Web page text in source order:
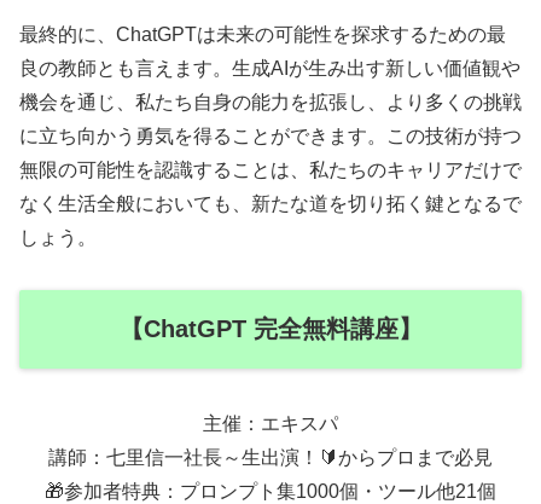
最終的に、ChatGPTは未来の可能性を探求するための最
良の教師とも言えます。生成AIが生み出す新しい価値観や
機会を通じ、私たち自身の能力を拡張し、より多くの挑戦
に立ち向かう勇気を得ることができます。この技術が持つ
無限の可能性を認識することは、私たちのキャリアだけで
なく生活全般においても、新たな道を切り拓く鍵となるで
しょう。
【ChatGPT 完全無料講座】
主催：エキスパ
講師：七里信一社長～生出演！🔰からプロまで必見
🎁参加者特典：プロンプト集1000個・ツール他21個